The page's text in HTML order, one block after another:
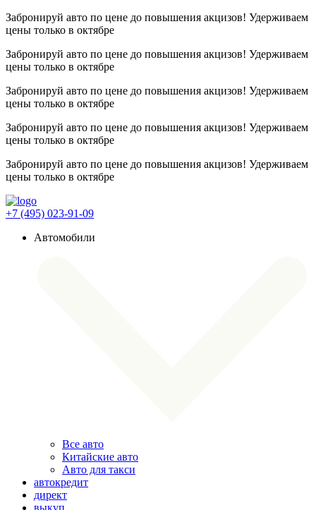
Забронируй авто по цене до повышения акцизов! Удерживаем
цены только в октябре
Забронируй авто по цене до повышения акцизов! Удерживаем
цены только в октябре
Забронируй авто по цене до повышения акцизов! Удерживаем
цены только в октябре
Забронируй авто по цене до повышения акцизов! Удерживаем
цены только в октябре
Забронируй авто по цене до повышения акцизов! Удерживаем
цены только в октябре
+7 (495) 023-91-09
Автомобили
Все авто
Китайские авто
Авто для такси
автокредит
директ